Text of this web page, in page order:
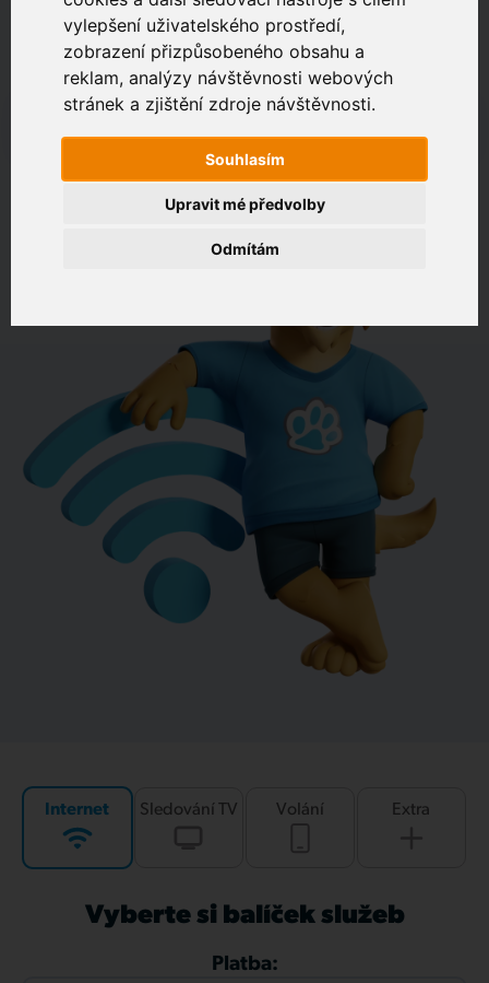
vylepšení uživatelského prostředí,
zobrazení přizpůsobeného obsahu a
reklam, analýzy návštěvnosti webových
stránek a zjištění zdroje návštěvnosti.
Souhlasím
Odmítám
Upravit mé předvolby
Zákaznický portál
Jak rychlé je připojení na vaší adrese?
Internet Sledování TV Volání Extra
Vyberte si balíček služeb
Platba: